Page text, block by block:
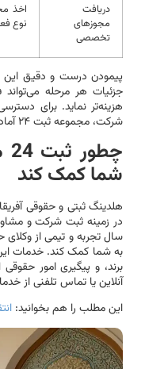
دریافت
مجوزهای
تخصصی
اخذ
نوع
پیمودن درست و دقیق این
جزئیات هر مرحله
هزینه‌تر نماید. برای
شرکت، مجموعه ثبت ۲۴ آماده همراهی شما در تمامی این مراحل است.
شما کمک کند
سال تجربه و تیمی از وکلای
به شما کمک کند. خدمات
آنلاین یا تماس تلفنی از
این مطلب را هم بخوانید: